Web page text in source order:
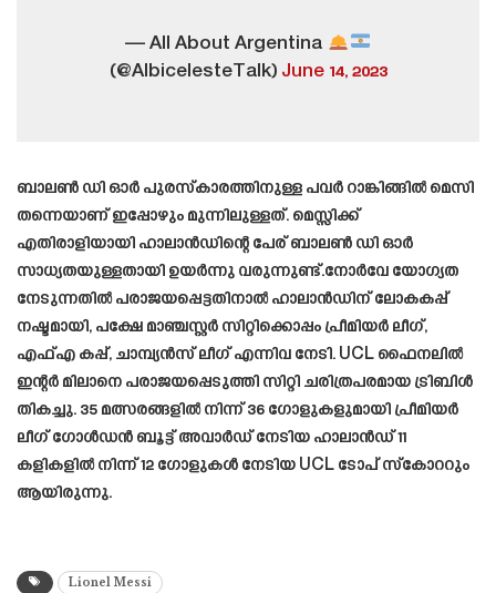
— All About Argentina
(@AlbicelesteTalk) June 14, 2023
ബാലൺ ഡി ഓർ പുരസ്‌കാരത്തിനുള്ള പവർ റാങ്കിങ്ങിൽ മെസി
തന്നെയാണ് ഇപ്പോഴും മുന്നിലുള്ളത്. മെസ്സിക്ക്
എതിരാളിയായി ഹാലാൻഡിന്റെ പേര് ബാലൺ ഡി ഓർ
സാധ്യതയുള്ളതായി ഉയർന്നു വരുന്നുണ്ട്.നോർവേ യോഗ്യത
നേടുന്നതിൽ പരാജയപ്പെട്ടതിനാൽ ഹാലാൻഡിന് ലോകകപ്പ്
നഷ്ടമായി, പക്ഷേ മാഞ്ചസ്റ്റർ സിറ്റിക്കൊപ്പം പ്രീമിയർ ലീഗ്,
എഫ്എ കപ്പ്, ചാമ്പ്യൻസ് ലീഗ് എന്നിവ നേടി. UCL ഫൈനലിൽ
ഇന്റർ മിലാനെ പരാജയപ്പെടുത്തി സിറ്റി ചരിത്രപരമായ ട്രിബിൾ
തികച്ചു. 35 മത്സരങ്ങളിൽ നിന്ന് 36 ഗോളുകളുമായി പ്രീമിയർ
ലീഗ് ഗോൾഡൻ ബൂട്ട് അവാർഡ് നേടിയ ഹാലാൻഡ് 11
കളികളിൽ നിന്ന് 12 ഗോളുകൾ നേടിയ UCL ടോപ് സ്‌കോററും
ആയിരുന്നു.
Lionel Messi